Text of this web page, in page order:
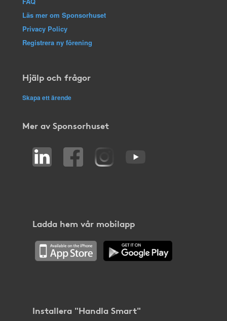
Läs mer om Sponsorhuset
Privacy Policy
Registrera ny förening
Hjälp och frågor
Skapa ett ärende
Mer av Sponsorhuset
Ladda hem vår mobilapp
Installera "Handla Smart"